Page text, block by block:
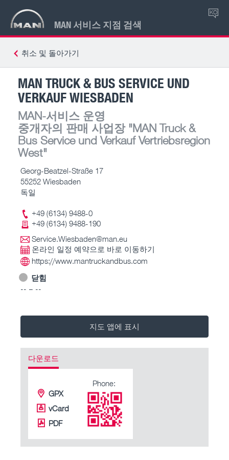
MAN 서비스 지점 검색
KO
취소 및 돌아가기
MAN TRUCK & BUS SERVICE UND
VERKAUF WIESBADEN
MAN-서비스 운영
중개자의 판매 사업장"MAN Truck &
Bus Service und Verkauf Vertriebsregion
West"
Georg-Beatzel-Straße 17
55252 Wiesbaden
독일
+49 (6134) 9488-0
+49 (6134) 9488-190
Service.Wiesbaden@man.eu
온라인 일정 예약으로 바로 이동하기
https://www.mantruckandbus.com
닫힘
-- – --
지도 앱에 표시
다운로드
GPX
vCard
PDF
Phone: